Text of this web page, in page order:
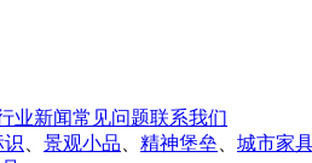
业新闻常见问题联系我们
识 景观小品 精神堡垒 城市家